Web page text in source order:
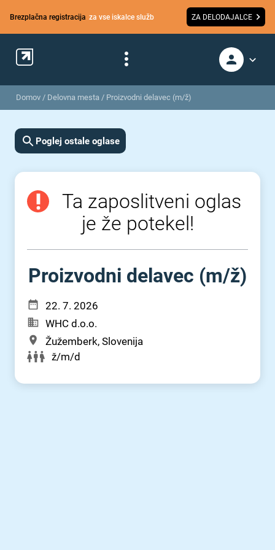
Brezplačna registracija za vse iskalce služb ZA DELODAJALCE
Domov / Delovna mesta / Proizvodni delavec (m/ž)
Poglej ostale oglase
Ta zaposlitveni oglas
je že potekel!
Proizvodni delavec (m⁠/⁠ž)
22. 7. 2026
WHC d.o.o.
Žužemberk, Slovenija
ž/m/d